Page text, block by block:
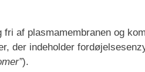
fri af plasmamembranen og
der indeholder
).